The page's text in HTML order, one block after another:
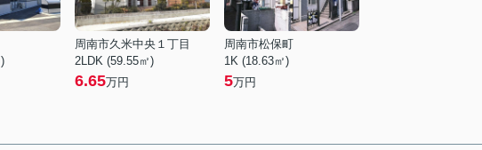
周南市久米中央１丁目
2LDK (59.55㎡)
6.65万円
周南市松保町
1K (18.63㎡)
5万円